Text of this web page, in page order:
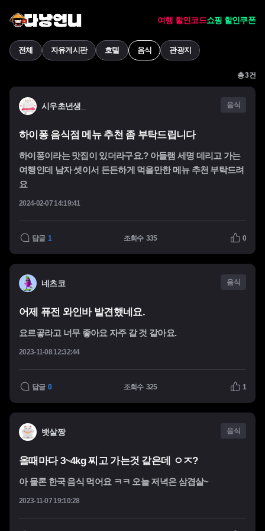
여행 할인코드쇼핑 할인쿠폰
전체 자유게시판 호텔 음식 관광지
총3건
시우초년생_ 음식
하이퐁 음식점 메뉴 추천 좀 부탁드립니다
하이퐁이라는 맛집이 있더라구요.? 아들램 세명 데리고 가는
여행인데 남자 셋이서 든든하게 먹을만한 메뉴 추천 부탁드려
요
2024-02-07 14:19:41
답글 1 조회수 335 0
네츠코 음식
어제 퓨전 와인바 발견했네요.
요르곻라고 너무 좋아요 자주 갈 것 같아요.
2023-11-08 12:32:44
답글 0 조회수 325 1
뱃살짱 음식
올때마다 3~4kg 찌고 가는것 같은데 ㅇㅈ?
아 물론 한국 음식 먹어요 ㅋㅋ 오늘 저녁은 삼겹살~
2023-11-07 19:10:28